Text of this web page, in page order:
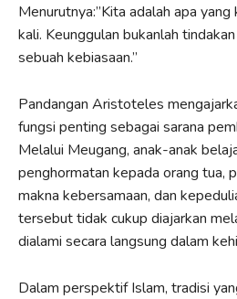
Menurutnya:”Kita adalah apa
kali. Keunggulan bukanlah
sebuah kebiasaan.”
Pandangan Aristoteles
fungsi penting sebagai sarana
Melalui Meugang, anak-anak
penghormatan kepada orang tua,
makna kebersamaan, dan
tersebut tidak cukup diajarkan
dialami secara langsung dalam
Dalam perspektif Islam, tradisi